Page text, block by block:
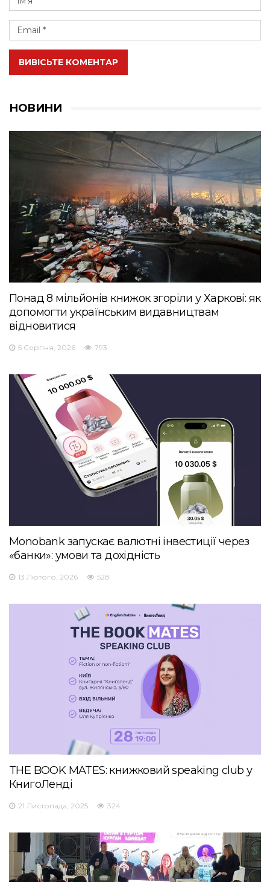
ВИВІСЬТЕ КОМЕНТАР
НОВИНИ
Понад 8 мільйонів книжок згоріли у Харкові: як
допомогти українським видавництвам
відновитися
5 Серпня, 2026 793
Monobank запускає валютні інвестиції через
«банки»: умови та дохідність
13 Лютого, 2026 528
THE BOOK MATES: книжковий speaking club у
КнигоЛенді
21 Листопада, 2025 324